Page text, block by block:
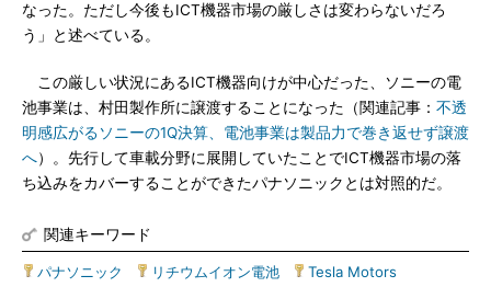
なった。ただし今後もICT機器市場の厳しさは変わらないだろ
う」と述べている。
この厳しい状況にあるICT機器向けが中心だった、ソニーの電
池事業は、村田製作所に譲渡することになった（関連記事： 不透
明感広がるソニーの1Q決算、電池事業は製品力で巻き返せず譲渡
へ）。先行して車載分野に展開していたことでICT機器市場の落
ち込みをカバーすることができたパナソニックとは対照的だ。
関連キーワード
パナソニック リチウムイオン電池 Tesla Motors